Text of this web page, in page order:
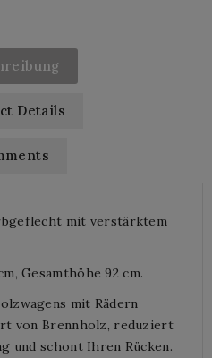
Details
mit verstärktem
Gesamthöhe 92 cm.
mit Rädern
von Brennholz, reduziert
und schont Ihren Rücken.